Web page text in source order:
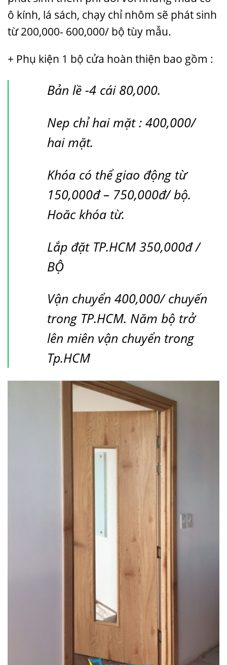
ô kính, lá sách, chạy chỉ nhôm sẽ phát sinh
từ 200,000- 600,000/ bộ tùy mẫu.
+ Phụ kiện 1 bộ cửa hoàn thiện bao gồm :
Bản lề -4 cái 80,000.
Nep chỉ hai mặt : 400,000/
hai mặt.
Khóa có thể giao động từ
150,000đ – 750,000đ/ bộ.
Hoăc khóa từ.
Lắp đặt TP.HCM 350,000đ /
BỘ
Vận chuyển 400,000/ chuyến
trong TP.HCM. Năm bộ trở
lên miên vận chuyển trong
Tp.HCM